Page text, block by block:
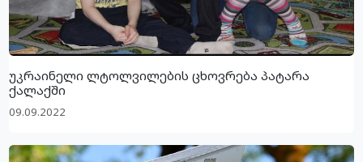
უკრაინელი ლტოლვილების ცხოვრება პატარა
ქალაქში
09.09.2022